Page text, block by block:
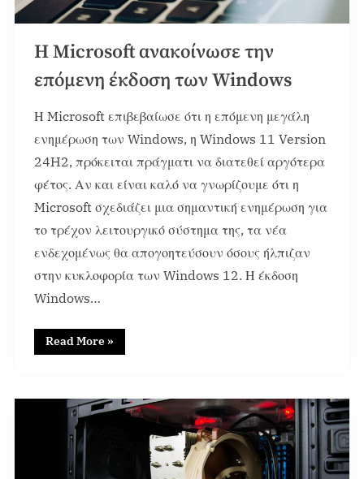
Η Microsoft ανακοίνωσε την
επόμενη έκδοση των Windows
Η Microsoft επιβεβαίωσε ότι η επόμενη μεγάλη
ενημέρωση των Windows, η Windows 11 Version
24H2, πρόκειται πράγματι να διατεθεί αργότερα
φέτος. Αν και είναι καλό να γνωρίζουμε ότι η
Microsoft σχεδιάζει μια σημαντική ενημέρωση για
το τρέχον λειτουργικό σύστημα της, τα νέα
ενδεχομένως θα απογοητεύσουν όσους ήλπιζαν
στην κυκλοφορία των Windows 12. Η έκδοση
Windows…
Read More »
News